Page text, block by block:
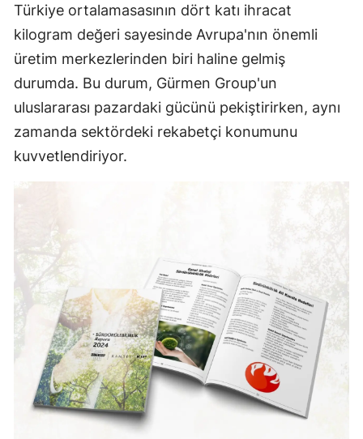
Türkiye ortalamasasının dört katı ihracat
kilogram değeri sayesinde Avrupa'nın önemli
üretim merkezlerinden biri haline gelmiş
durumda. Bu durum, Gürmen Group'un
uluslararası pazardaki gücünü pekiştirirken, aynı
zamanda sektördeki rekabetçi konumunu
kuvvetlendiriyor.